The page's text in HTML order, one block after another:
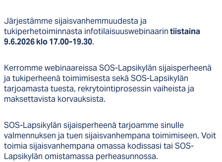
Järjestämme sijaisvanhemmuudesta ja
tukiperhetoiminnasta infotilaisuuswebinaarintiistaina
9.6.2026 klo 17.00-19.30.
Kerromme webinaareissa SOS-Lapsikylän sijaisperheenä
ja tukiperheenä toimimisesta sekä SOS-Lapsikylän
tarjoamasta tuesta, rekrytointiprosessin vaiheista ja
maksettavista korvauksista.
SOS-Lapsikylän sijaisperheenä tarjoamme sinulle
valmennuksen ja tuen sijaisvanhempana toimimiseen. Voit
toimia sijaisvanhempana omassa kodissasi tai SOS-
Lapsikylän omistamassa perheasunnossa.